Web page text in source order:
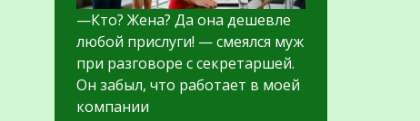
—Кто? Жена? Да она дешевле
любой прислуги! — смеялся муж
при разговоре с секретаршей.
Он забыл, что работает в моей
компании